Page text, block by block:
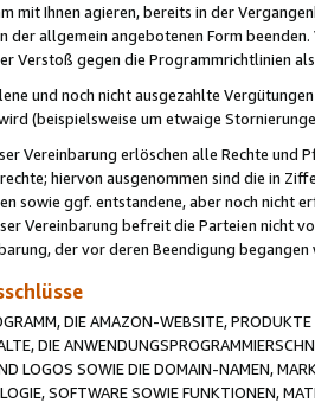
mit Ihnen agieren, bereits in der
der allgemein angebotenen Form
Verstoß gegen die Programmrichtlinien
und noch nicht ausgezahlte
(beispielsweise um etwaige
Vereinbarung erlöschen alle Rechte und
hiervon ausgenommen sind die in
sowie ggf. entstandene, aber noch nicht
Vereinbarung befreit die Parteien nicht
der vor deren Beendigung begangen
DIE AMAZON-WEBSITE,
DIE
LOGOS SOWIE DIE DOMAIN-NAMEN,
SOFTWARE SOWIE FUNKTIONEN,